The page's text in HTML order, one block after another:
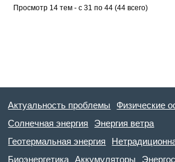
Просмотр 14 тем - с 31 по 44 (44 всего)
Актуальность проблемы
Физические
Солнечная энергия
Энергия ветра
Геотермальная энергия
Биоэнергетика
Аккумуляторы